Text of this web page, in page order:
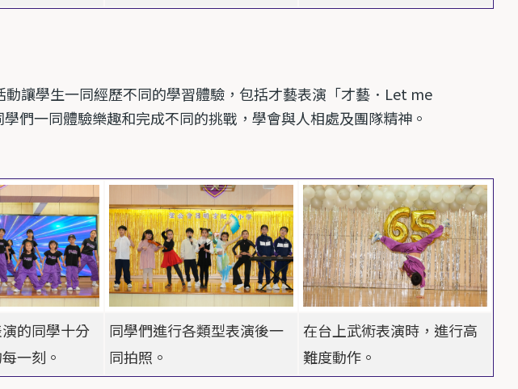
讓學生一同經歷不同的學習體驗，包括才藝表演「才藝． Let me
們一同體驗樂趣和完成不同的挑戰，學會與人相處及團隊精神。
的同學十分
一刻。
同學們進行各類型表演後一
同拍照。
在台上武術表演時，進行高
難度動作。